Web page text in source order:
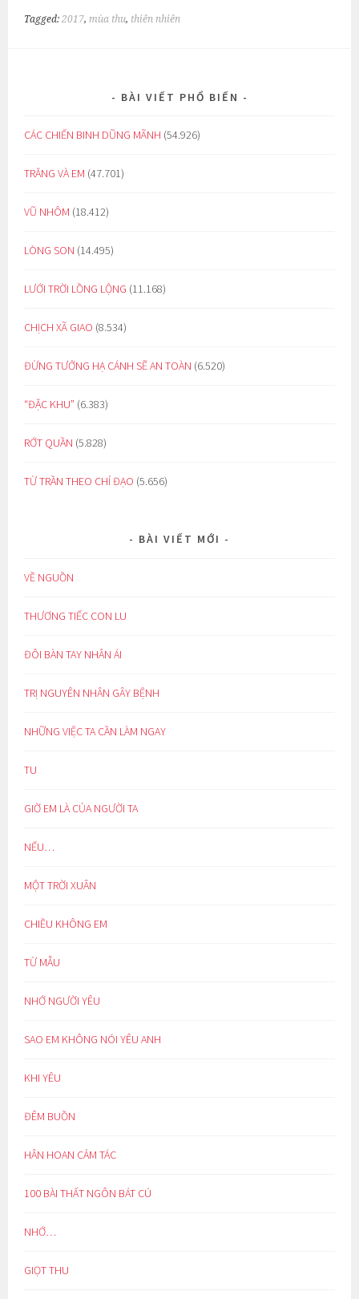
Tagged:2017, mùa thu, thiên nhiên
BÀI VIẾT PHỔ BIẾN
CÁC CHIẾN BINH DŨNG MÃNH (54.926)
TRĂNG VÀ EM (47.701)
VŨ NHÔM (18.412)
LÒNG SON (14.495)
LƯỚI TRỜI LỒNG LỘNG (11.168)
CHỊCH XÃ GIAO (8.534)
ĐỪNG TƯỞNG HẠ CÁNH SẼ AN TOÀN (6.520)
“ĐẶC KHU” (6.383)
RỚT QUẦN (5.828)
TỪ TRẦN THEO CHỈ ĐẠO (5.656)
BÀI VIẾT MỚI
VỀ NGUỒN
THƯƠNG TIẾC CON LU
ĐÔI BÀN TAY NHÂN ÁI
TRỊ NGUYÊN NHÂN GÂY BỆNH
NHỮNG VIỆC TA CẦN LÀM NGAY
TU
GIỜ EM LÀ CỦA NGƯỜI TA
NẾU…
MỘT TRỜI XUÂN
CHIỀU KHÔNG EM
TỪ MẪU
NHỚ NGƯỜI YÊU
SAO EM KHÔNG NÓI YÊU ANH
KHI YÊU
ĐÊM BUỒN
HÂN HOAN CẢM TÁC
100 BÀI THẤT NGÔN BÁT CÚ
NHỚ…
GIỌT THU